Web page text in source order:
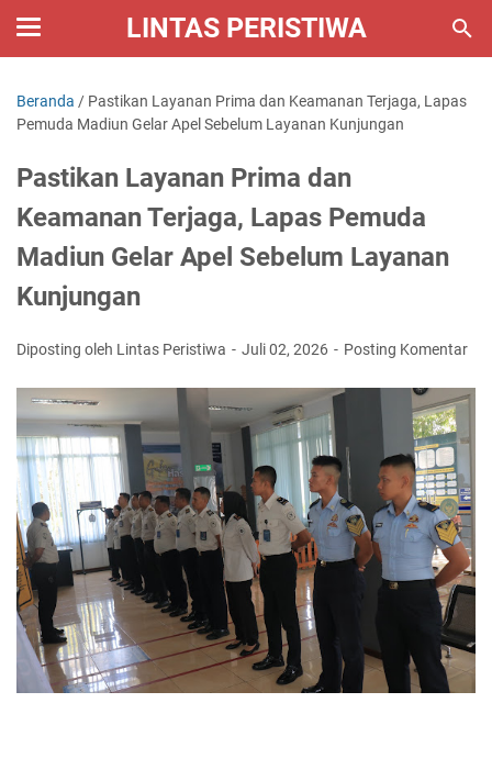
LINTAS PERISTIWA
Beranda / Pastikan Layanan Prima dan Keamanan Terjaga, Lapas
Pemuda Madiun Gelar Apel Sebelum Layanan Kunjungan
Pastikan Layanan Prima dan
Keamanan Terjaga, Lapas Pemuda
Madiun Gelar Apel Sebelum Layanan
Kunjungan
Diposting oleh Lintas Peristiwa Juli 02, 2026 Posting Komentar